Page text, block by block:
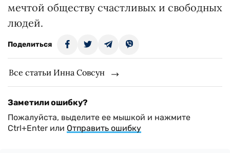
мечтой обществу счастливых и свободных
людей.
Поделиться
Все статьи Инна Совсун
Заметили ошибку?
Пожалуйста, выделите ее мышкой и нажмите
Ctrl+Enter или Отправить ошибку